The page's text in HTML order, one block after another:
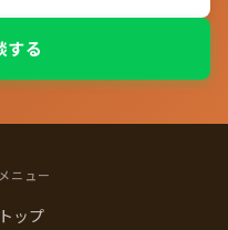
する
メニュー
トップ